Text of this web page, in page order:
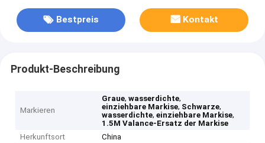
Bestpreis Kontakt
Produkt-Beschreibung
Markieren
Graue,wasserdichte,
einziehbare Markise, Schwarze,
wasserdichte,einziehbare Markise,
1.5M Valance-Ersatz der Markise
Herkunftsort
China